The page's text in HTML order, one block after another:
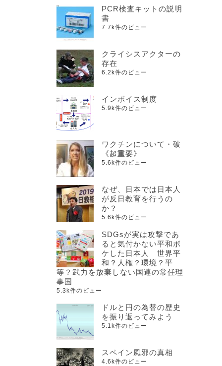
PCR検査キットの説明
書
7.7k件のビュー
クライシスアクターの
存在
6.2k件のビュー
インボイス制度
5.9k件のビュー
ワクチンについて・破
《超重要》
5.6k件のビュー
なぜ、日本では日本人
が反日教育を行うの
か？
5.6k件のビュー
SDGsが実は攻撃であ
ると気付かない平和ボ
ケした日本人 世界平
和？人権？環境？平
等？武力を放棄しない国連の常任理
事国
5.3k件のビュー
ドルと円の為替の歴史
を振り返ってみよう
5.1k件のビュー
スペイン風邪の真相
4.6k件のビュー